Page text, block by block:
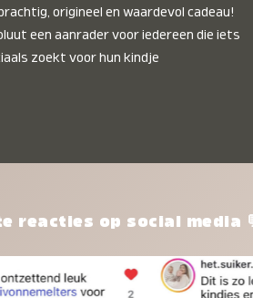
origineel en waardevol cadeau!
een aanrader voor iedereen die iets
zoekt voor hun kindje
reacties op social media